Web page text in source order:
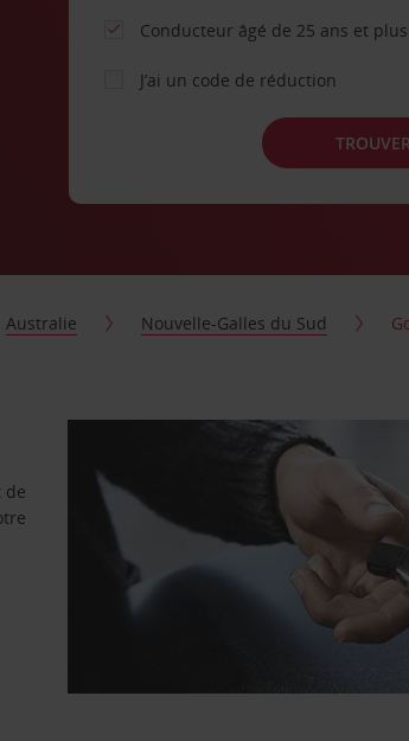
Conducteur âgé de 25 ans et plus
J’ai un code de réduction
Australie Nouvelle-Galles du Sud
de